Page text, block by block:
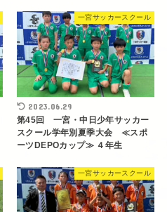
一宮サッカースクール
2023.06.29
第45回 一宮・中日少年サッカー
スクール学年別夏季大会 ≪スポ
ーツDEPOカップ≫ ４年生
一宮サッカースクール